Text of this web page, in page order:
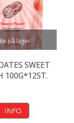
på lager
SWEET
100G*12ST.
INFO